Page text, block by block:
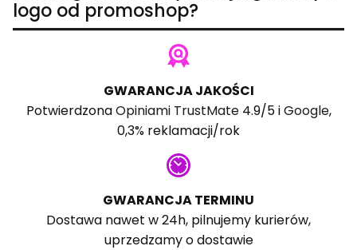
logo od promoshop?
GWARANCJA JAKOŚCI
PotwierdzonaOpiniami TrustMate4.9/5 iGoogle,
0,3% reklamacji/rok
GWARANCJA TERMINU
Dostawa nawet w 24h, pilnujemy kurierów,
uprzedzamy o dostawie